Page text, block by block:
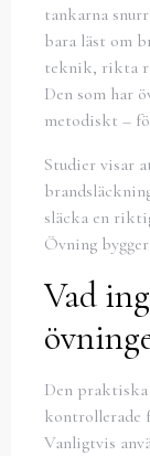
tankarna
bara läst om
teknik, rikta
Den som har
metodiskt –
Studier visar
släcka en
Övning
Vad
Den praktiska
kontrollerade
Vanligtvis